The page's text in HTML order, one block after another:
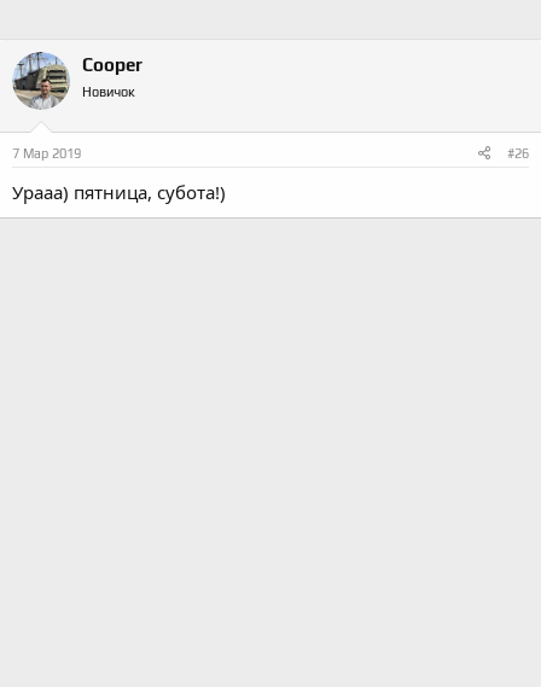
Cooper
Новичок
7 Мар 2019 #26
Урааа) пятница, субота!)